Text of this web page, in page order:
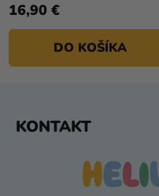
16,90 €
DO KOŠÍKA
KONTAKT